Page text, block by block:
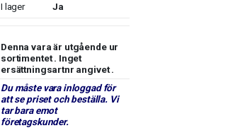
I lager
Ja
Denna vara är utgående ur
sortimentet . Inget
ersättningsartnr angivet .
Du måste vara inloggad för
att se priset och beställa. Vi
tar bara emot
företagskunder.